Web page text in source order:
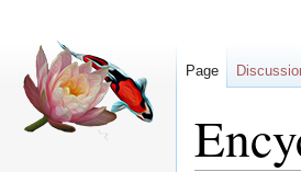
Page